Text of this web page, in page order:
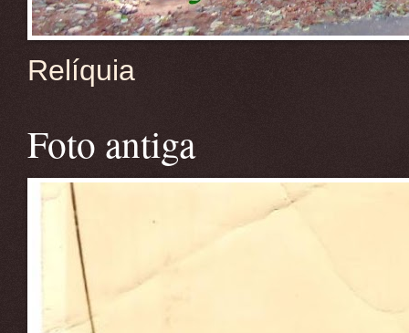
Relíquia
Foto antiga